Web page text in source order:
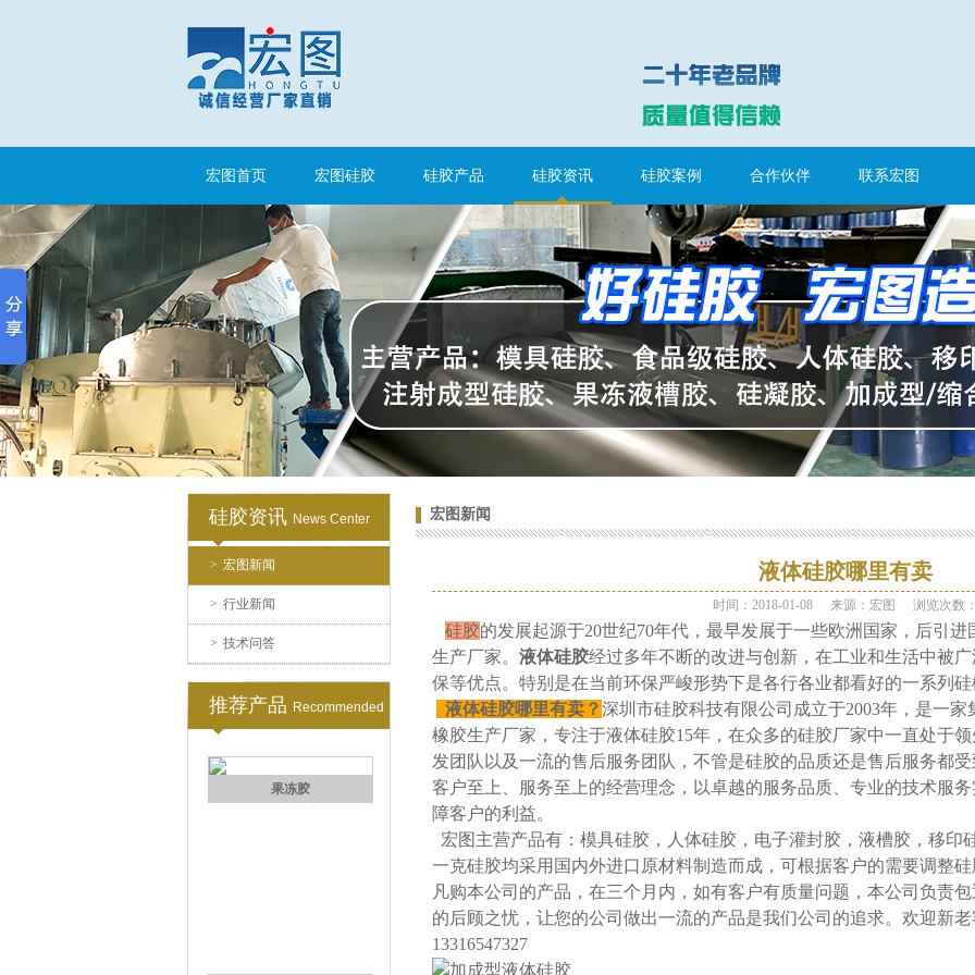
宏图首页 宏图硅胶 硅胶产品 硅胶资讯 硅胶案例 合作伙伴 联系宏图
硅胶资讯 News Center
> 宏图新闻
> 行业新闻
> 技术问答
推荐产品 Recommended
手板硅胶
高效过滤器液槽胶
果冻胶
宏图新闻
液体硅胶哪里有卖
时间：2018-01-08 来源：宏图 浏览次数
硅胶的发展起源于20世纪70年代，最早发展于一些欧洲国家，后引
生产厂家。 液体硅胶经过多年不断的改进与创新，在工业和生活中被
保等优点。特别是在当前环保严峻形势下是各行各业都看好的一系列
液体硅胶哪里有卖？深圳市硅胶科技有限公司成立于2003年，是一
橡胶生产厂家，专注于液体硅胶15年，在众多的硅胶厂家中一直处于
发团队以及一流的售后服务团队，不管是硅胶的品质还是售后服务都
客户至上、服务至上的经营理念，以卓越的服务品质、专业的技术服
障客户的利益。
宏图主营产品有：模具硅胶，人体硅胶，电子灌封胶，液槽胶，移印
一克硅胶均采用国内外进口原材料制造而成，可根据客户的需要调整
凡购本公司的产品，在三个月内，如有客户有质量问题，本公司负责
的后顾之忧，让您的公司做出一流的产品是我们公司的追求。欢迎新
13316547327